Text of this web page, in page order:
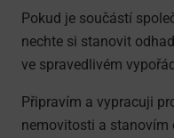
Pokud je součástí
nechte si stanovit
ve spravedlivém
Připravím a vypracuji
nemovitosti a stanovím